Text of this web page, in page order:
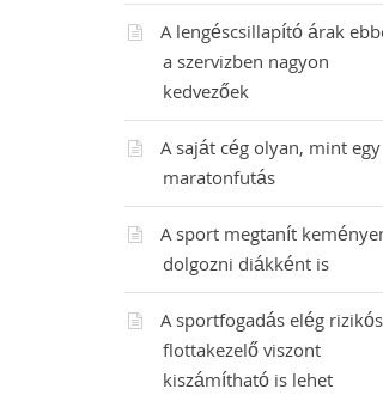
A lengéscsillapító árak
a szervizben nagyon
kedvezőek
A saját cég olyan, mint egy
maratonfutás
A sport megtanít
dolgozni diákként is
A sportfogadás elég
flottakezelő viszont
kiszámítható is lehet